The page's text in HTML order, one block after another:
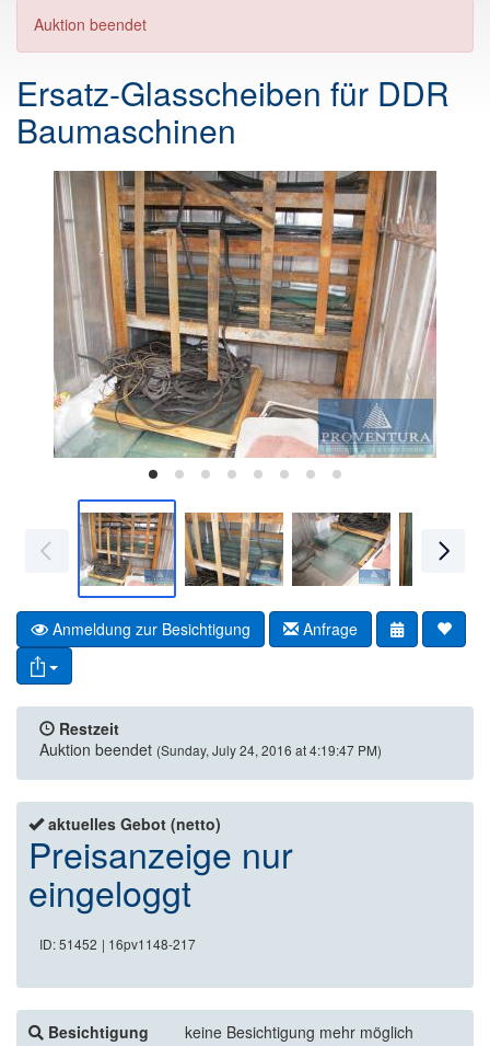
Auktion beendet
Ersatz-Glasscheiben für DDR
Baumaschinen
Anmeldung zur Besichtigung Anfrage
Restzeit
Auktion beendet (Sunday, July 24, 2016 at 4:19:47 PM)
aktuelles Gebot (netto)
Preisanzeige nur
eingeloggt
ID: 51452 | 16pv1148-217
Besichtigung
keine Besichtigung mehr möglich